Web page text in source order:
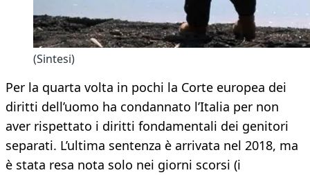
(Sintesi)
Per la quarta volta in pochi la Corte europea dei
diritti dell’uomo ha condannato l’Italia per non
aver rispettato i diritti fondamentali dei genitori
separati. L’ultima sentenza è arrivata nel 2018, ma
è stata resa nota solo nei giorni scorsi (i